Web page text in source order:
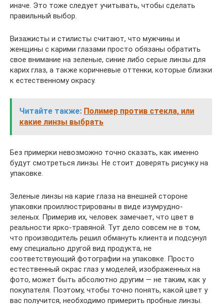
иначе. Это тоже следует учитывать, чтобы сделать
правильный выбор.
Визажисты и стилисты считают, что мужчины и
женщины с карими глазами просто обязаны обратить
свое внимание на зеленые, синие либо серые линзы для
карих глаз, а также коричневые оттенки, которые близки
к естественному окрасу.
Читайте также: Полимер против стекла, или
какие линзы выбрать
Без примерки невозможно точно сказать, как именно
будут смотреться линзы. Не стоит доверять рисунку на
упаковке.
Зеленые линзы на карие глаза на внешней стороне
упаковки проиллюстрированы в виде изумрудно-
зеленых. Примерив их, человек замечает, что цвет в
реальности ярко-травяной. Тут дело совсем не в том,
что производитель решил обмануть клиента и подсунул
ему специально другой вид продукта, не
соответствующий фотографии на упаковке. Просто
естественный окрас глаз у моделей, изображенных на
фото, может быть абсолютно другим — не таким, как у
покупателя. Поэтому, чтобы точно понять, какой цвет у
вас получится, необходимо примерить пробные линзы.